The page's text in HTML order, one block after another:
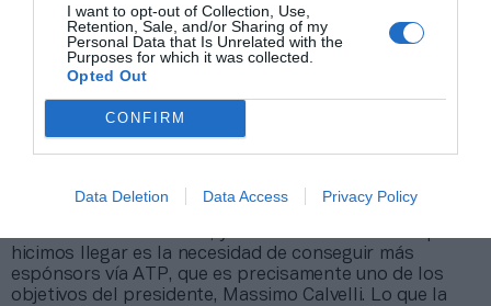
I want to opt-out of Collection, Use,
Retention, Sale, and/or Sharing of my
Personal Data that Is Unrelated with the
Purposes for which it was collected.
Opted Out
CONFIRM
Data Deletion Data Access Privacy Policy
Xavier Pujol: “Cuando me dicen que
Barcelona tiene que tener un Masters
1.000, mi respuesta es no”
ATP, y ahora se mantiene únicamente Emirates…
hicimos llegar es la necesidad de conseguir más
espónsors vía ATP, que es precisamente uno de los
objetivos del presidente, Massimo Calvelli. Lo que la